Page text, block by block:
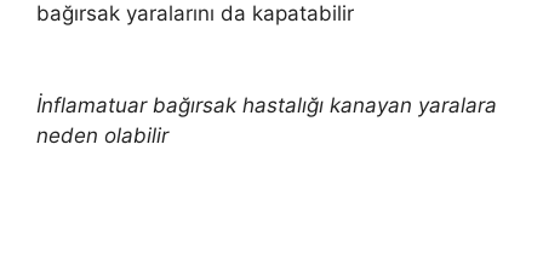
bağırsak yaralarını da kapatabilir
İnflamatuar bağırsak hastalığı kanayan yaralara
neden olabilir